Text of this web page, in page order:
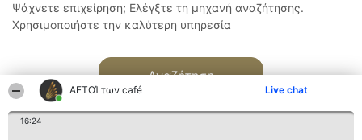
ΑΕΤΟΊ των café Live chat
16:24
Ψάχνετε επιχείρηση; Ελέγξτε τη μηχανή αναζήτησης.
Χρησιμοποιήστε την καλύτερη υπηρεσία
Αναζήτηση